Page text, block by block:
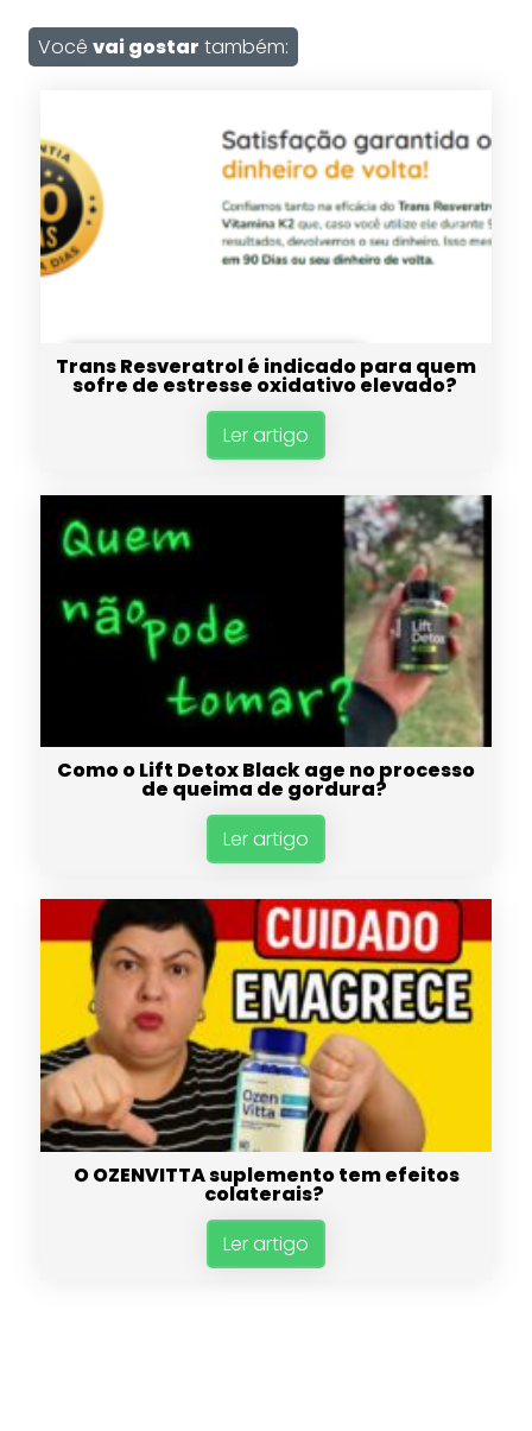
Você vai gostar também:
Trans Resveratrol é indicado para quem
sofre de estresse oxidativo elevado?
Ler artigo
Como o Lift Detox Black age no processo
de queima de gordura?
Ler artigo
O OZENVITTA suplemento tem efeitos
colaterais?
Ler artigo